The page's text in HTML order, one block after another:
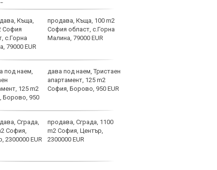
продава, Къща, 100 m2
София област, с.Горна
Малина, 79000 EUR
дава под наем, Тристаен
апартамент, 125 m2
София, Борово, 950 EUR
продава, Сграда, 1100
m2 София, Център,
2300000 EUR